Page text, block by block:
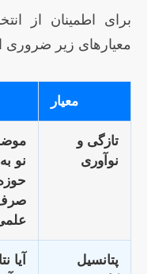
برای اطمینان از
معیارهای زیر
معیار
تازگی و
نوآوری
نو
پتانسیل
آیا